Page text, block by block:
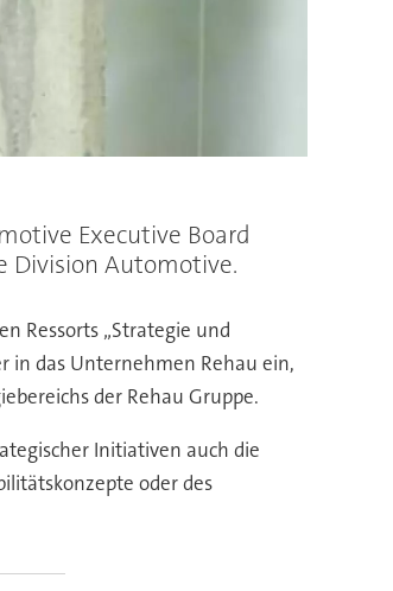
Executive Board
Division Automotive.
Ressorts „Strategie und
in das Unternehmen Rehau ein,
der Rehau Gruppe.
Initiativen auch die
oder des